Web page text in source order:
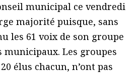
municipal ce vendredi
majorité puisque, sans
les 61 voix de son groupe
municipaux. Les groupes
20 élus chacun, n’ont pas